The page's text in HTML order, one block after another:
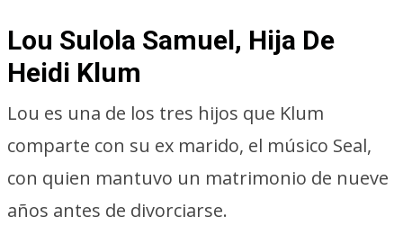
Lou Sulola Samuel, Hija De
Heidi Klum
Lou es una de los tres hijos que Klum
comparte con su ex marido, el músico Seal,
con quien mantuvo un matrimonio de nueve
años antes de divorciarse.